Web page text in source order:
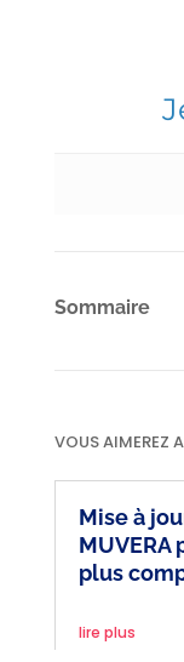
Sommaire
VOUS AIMEREZ
Mise à
MUVERA
plus
lire plus